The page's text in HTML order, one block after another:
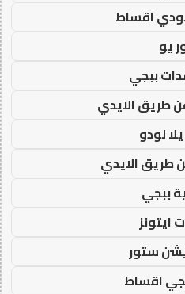
اقساط
يو
ببجي
طريق الايدي
لودو
طريق الايدي
ببجي
ايتونز
ستور
اقساط